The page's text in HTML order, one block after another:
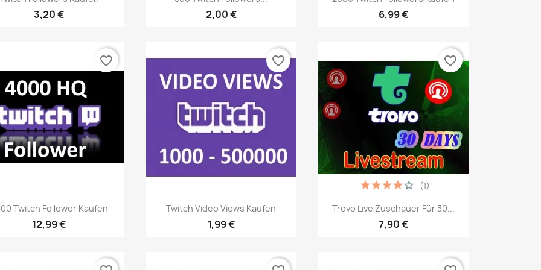
3,20 € 2,00 € 6,99 €
Vista rápida
Twitch Follower Kaufen
12,99 €
favorite_border
Vista rápida
Twitch Video Views Kaufen
1,99 €
favorite_border
Vista rápida
Trovo Live Zuschauer Für 30...
7,90 €
(1)
favorite_border